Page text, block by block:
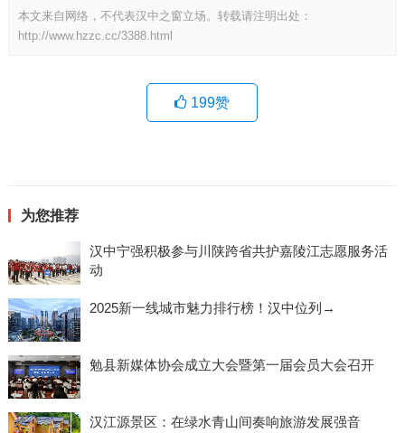
本文来自网络，不代表汉中之窗立场。转载请注明出处：
http://www.hzzc.cc/3388.html
199赞
为您推荐
汉中宁强积极参与川陕跨省共护嘉陵江志愿服务活
动
2025新一线城市魅力排行榜！汉中位列→
勉县新媒体协会成立大会暨第一届会员大会召开
汉江源景区：在绿水青山间奏响旅游发展强音